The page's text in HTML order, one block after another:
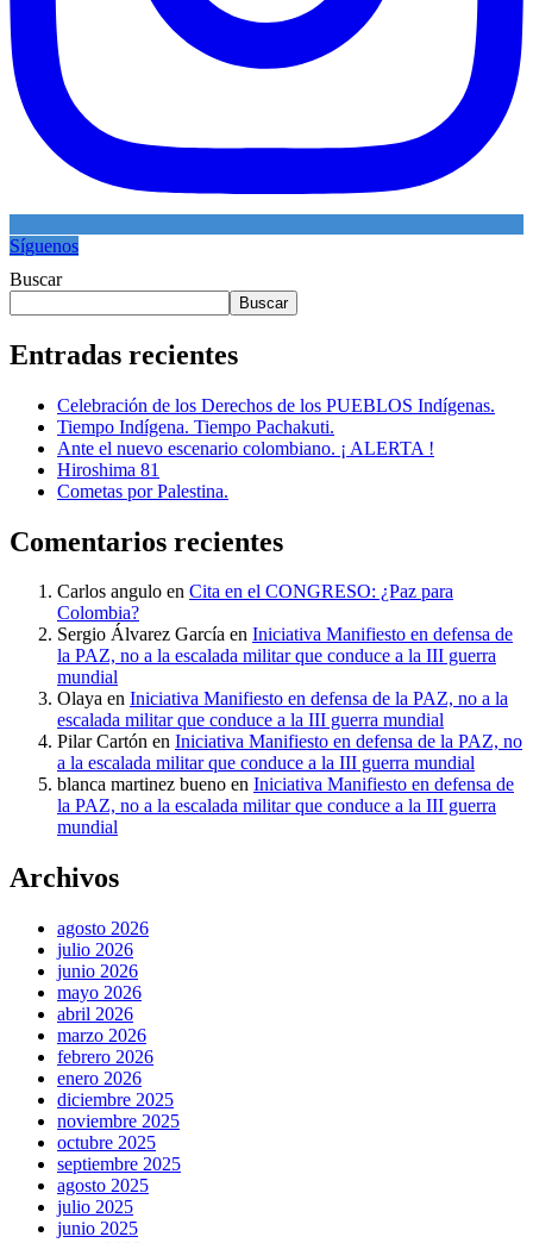
Síguenos
Buscar
Buscar
Entradas recientes
Celebración de los Derechos de los PUEBLOS Indígenas.
Tiempo Indígena. Tiempo Pachakuti.
Ante el nuevo escenario colombiano. ¡ ALERTA !
Hiroshima 81
Cometas por Palestina.
Comentarios recientes
Carlos angulo en Cita en el CONGRESO: ¿Paz para
Colombia?
Sergio Álvarez García en Iniciativa Manifiesto en defensa de
la PAZ, no a la escalada militar que conduce a la III guerra
mundial
Olaya en Iniciativa Manifiesto en defensa de la PAZ, no a la
escalada militar que conduce a la III guerra mundial
Pilar Cartón en Iniciativa Manifiesto en defensa de la PAZ, no
a la escalada militar que conduce a la III guerra mundial
blanca martinez bueno en Iniciativa Manifiesto en defensa de
la PAZ, no a la escalada militar que conduce a la III guerra
mundial
Archivos
agosto 2026
julio 2026
junio 2026
mayo 2026
abril 2026
marzo 2026
febrero 2026
enero 2026
diciembre 2025
noviembre 2025
octubre 2025
septiembre 2025
agosto 2025
julio 2025
junio 2025